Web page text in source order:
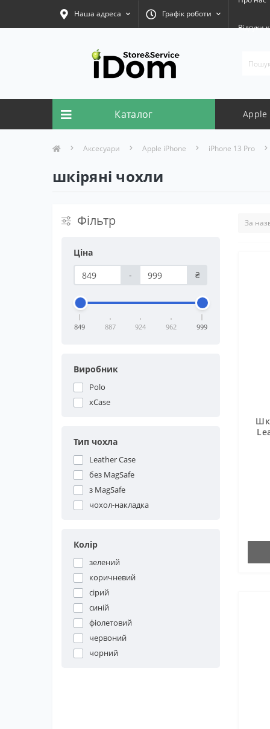
Наша адреса Графік роботи
Відгуки
Каталог Apple
Аксесуари Apple iPhone iPhone 13 Pro
шкіряні чохли
Фільтр
Ціна
-
₴
849 887 924 962 999
Виробник
Polo
xCase
Тип чохла
Leather Case
без MagSafe
з MagSafe
чохол-накладка
Колір
зелений
коричневий
сірий
синій
фіолетовий
червоний
чорний